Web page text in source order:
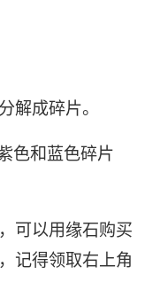
解成碎片。
色和蓝色碎片
可以用缘石购买
记得领取右上角